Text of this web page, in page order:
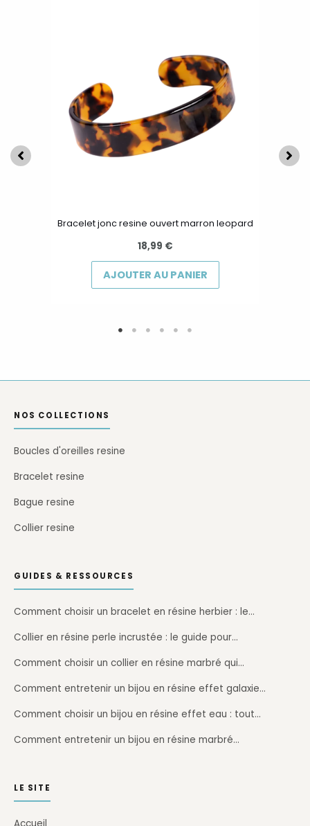
Bracelet jonc resine ouvert marron leopard
18,99 €
AJOUTER AU PANIER
plusieurs
variations.
Les
options
page
NOS COLLECTIONS
Boucles d'oreilles resine
Bracelet resine
Bague resine
Collier resine
GUIDES & RESSOURCES
Comment choisir un bracelet en résine herbier : le…
Collier en résine perle incrustée : le guide pour…
Comment choisir un collier en résine marbré qui…
Comment entretenir un bijou en résine effet galaxie…
Comment choisir un bijou en résine effet eau : tout…
Comment entretenir un bijou en résine marbré…
LE SITE